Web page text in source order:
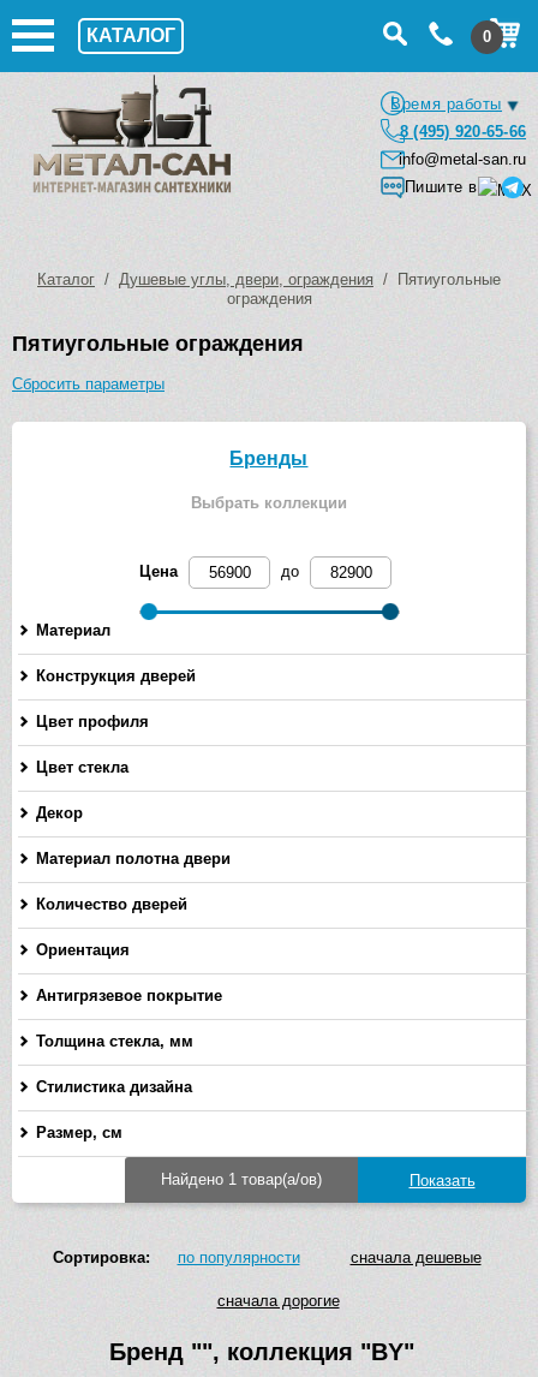
КАТАЛОГ 0
Время работы
8 (495) 920-65-66
info@metal-san.ru
Пишите в
Каталог / Душевые углы, двери, ограждения / Пятиугольные
ограждения
Пятиугольные ограждения
Сбросить параметры
Бренды
Выбрать коллекции
Цена до
Материал
Конструкция дверей
Цвет профиля
Цвет стекла
Декор
Материал полотна двери
Количество дверей
Ориентация
Антигрязевое покрытие
Толщина стекла, мм
Стилистика дизайна
Размер, см
Найдено 1 товар(а/ов)
Сортировка: по популярности сначала дешевые
сначала дорогие
Бренд "", коллекция "BY"